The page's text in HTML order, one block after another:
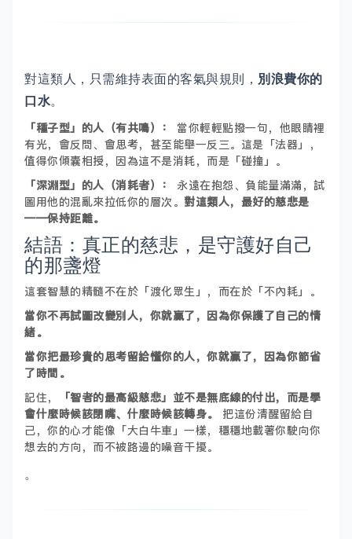
對這類人，只需維持表面的客氣與規則， 別浪費你的
口水。
「種子型」的人（有共鳴）：
當你輕輕點撥一句，他眼睛裡
有光，會反問、會思考，甚至能舉一反三。這是「法器」，
值得你傾囊相授，因為這不是消耗，而是「碰撞」。
「深淵型」的人（消耗者）：
永遠在抱怨、負能量滿滿，試
圖用他的混亂來拉低你的層次。 對這類人，最好的慈悲是
——保持距離。
結語：真正的慈悲，是守護好自己
的那盞燈
這套智慧的精髓不在於「渡化眾生」，而在於「不內耗」。
當你不再試圖改變別人，你就贏了，因為你保護了自己的情
緒。
當你把最珍貴的思考留給懂你的人，你就贏了，因為你節省
了時間。
記住，
「智者的最高級慈悲」並不是無底線的付出，而是學
會什麼時候該閉嘴、什麼時候該轉身。
把這份清醒留給自
己，你的心才能像「大白牛車」一樣，穩穩地載著你駛向你
想去的方向，而不被路邊的噪音干擾。
。